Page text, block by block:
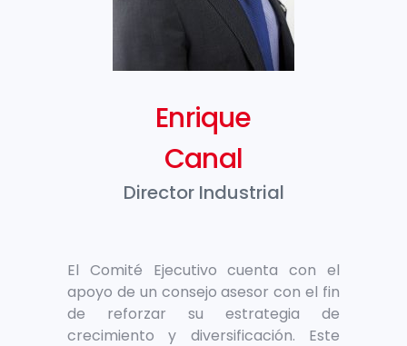
Enrique
Canal
Director Industrial
El Comité Ejecutivo cuenta con el
apoyo de un consejo asesor con el fin
de reforzar su estrategia de
crecimiento y diversificación. Este